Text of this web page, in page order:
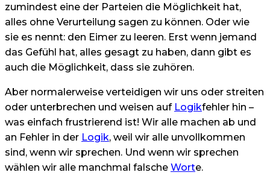
zumindest eine der Parteien die Möglichkeit hat,
alles ohne Verurteilung sagen zu können. Oder wie
sie es nennt: den Eimer zu leeren. Erst wenn jemand
das Gefühl hat, alles gesagt zu haben, dann gibt es
auch die Möglichkeit, dass sie zuhören.
Aber normalerweise verteidigen wir uns oder streiten
oder unterbrechen und weisen auf Logikfehler hin –
was einfach frustrierend ist! Wir alle machen ab und
an Fehler in der Logik, weil wir alle unvollkommen
sind, wenn wir sprechen. Und wenn wir sprechen
wählen wir alle manchmal falsche Worte.